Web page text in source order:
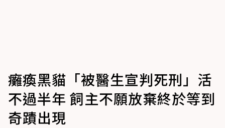
癱瘓黑貓「被醫生宣判死刑」活
不過半年 飼主不願放棄終於等到
奇蹟出現